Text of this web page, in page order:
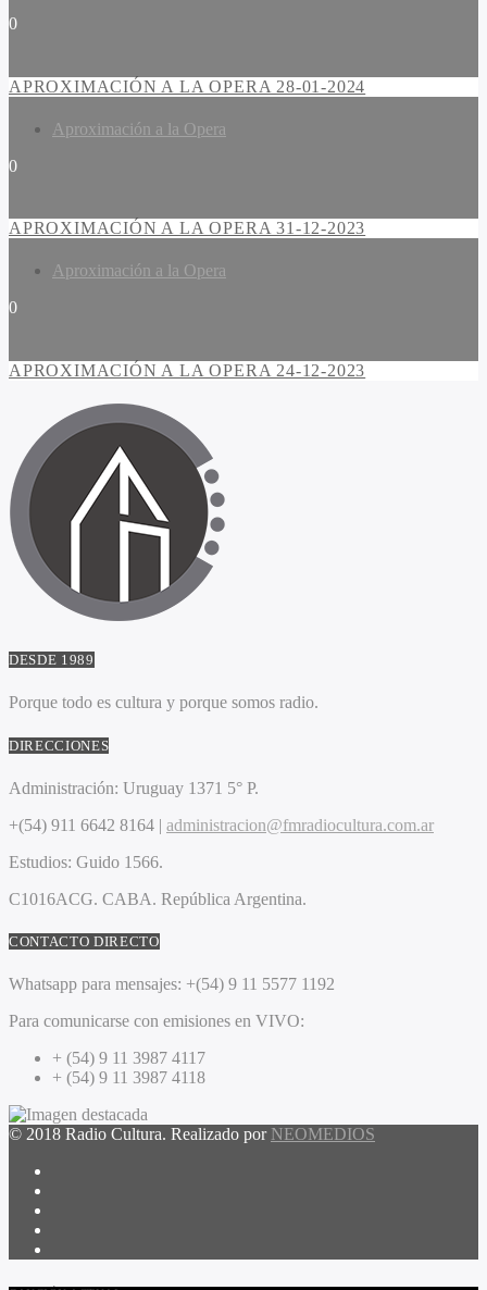
0
APROXIMACIÓN A LA OPERA 28-01-2024
Aproximación a la Opera
0
APROXIMACIÓN A LA OPERA 31-12-2023
Aproximación a la Opera
0
APROXIMACIÓN A LA OPERA 24-12-2023
DESDE 1989
Porque todo es cultura y porque somos radio.
DIRECCIONES
Administración: Uruguay 1371 5° P.
+(54) 911 6642 8164 | administracion@fmradiocultura.com.ar
Estudios: Guido 1566.
C1016ACG. CABA. República Argentina.
CONTACTO DIRECTO
Whatsapp para mensajes: +(54) 9 11 5577 1192
Para comunicarse con emisiones en VIVO:
+ (54) 9 11 3987 4117
+ (54) 9 11 3987 4118
© 2018 Radio Cultura. Realizado por NEOMEDIOS